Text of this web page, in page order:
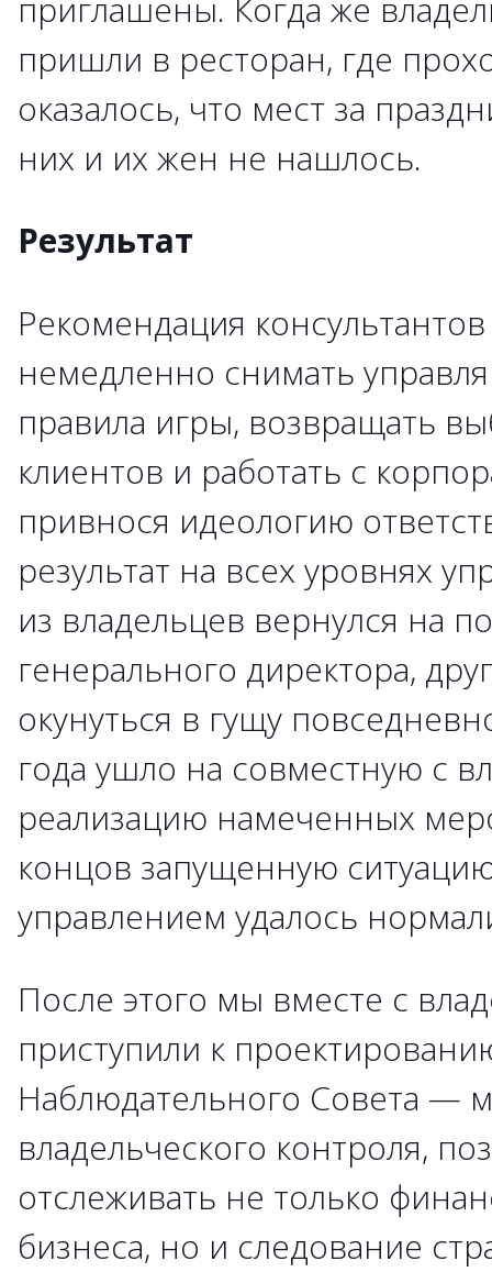
приглашены. Когда же
пришли в ресторан, где
оказалось, что мест за
них и их жен не нашлось.
Результат
Рекомендация
немедленно снимать
правила игры, возвращать
клиентов и работать с
привнося идеологию
результат на всех уровнях
из владельцев вернулся на
генерального директора,
окунуться в гущу
года ушло на совместную с
реализацию намеченных
концов запущенную
управлением удалось
После этого мы вместе с
приступили к
Наблюдательного Совета —
владельческого контроля,
отслеживать не только
бизнеса, но и следование